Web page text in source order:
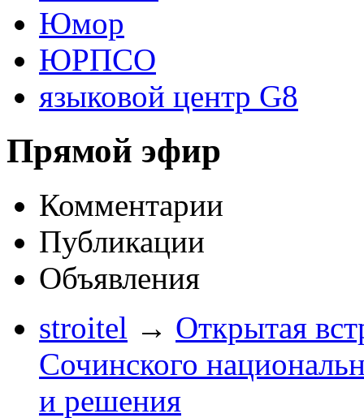
Юмор
ЮРПСО
языковой центр G8
Прямой эфир
Комментарии
Публикации
Объявления
stroitel → Открытая
Сочинского
и решения